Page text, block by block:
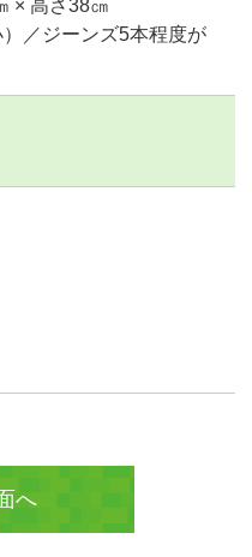
× 高さ38㎝
／ジーンズ5本程度が